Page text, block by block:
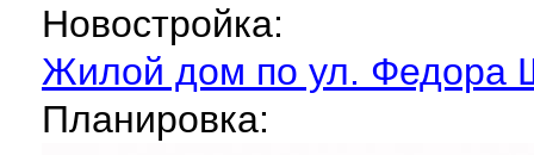
Новостройка:
Жилой дом по ул. Федора
Планировка: